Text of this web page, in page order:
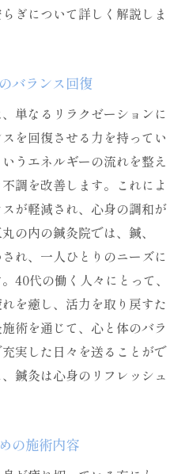
バックとアフターケア
える鍼灸院の魅力
身のハーモニー
心地よい施術環境
生活へのサポート
の平穏と体の健康
れるライフスタイルの改
健康的な日常への第一歩
レッシュ効果とその重要
めの鍼灸の選び方
院でのリフレッシュ体
ための具体的な施術法
ぎについて詳しく解説しま
バランス回復
単なるリラクゼーションに
を回復させる力を持ってい
うエネルギーの流れを整え
調を改善します。これによ
が軽減され、心身の調和が
の内の鍼灸院では、鍼、
れ、一人ひとりのニーズに
40代の働く人々にとって、
を癒し、活力を取り戻すた
術を通じて、心と体のバラ
実した日々を送ることがで
鍼灸は心身のリフレッシュ
の施術内容